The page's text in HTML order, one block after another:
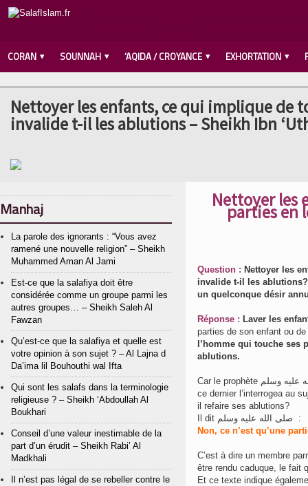
CORAN SOUNNAH ‘AQIDA / CROYANCE EXHORTATION
Nettoyer les enfants, ce qui implique de
invalide t-il les ablutions – Sheikh Ibn
Nettoyer les
parties en
Question : Nettoyer les
invalide t-il les
un quelconque désir
Réponse : Laver les
parties de son enfant ou
l’homme qui touche ses
ablutions.
Car le prophète ﺻﻠﻰ ﺍﻟﻠﻪ ﻋﻠﻴﻪ ﻭﺳﻠﻢ a dit dans le hadith rapporté par Talq ibn ‘Ali ﺭﺿﻲ ﺍﻟﻠﻪ ﻋﻨﻪ lorsque
ce dernier l’interrogea au
il refaire ses ablutions?
Il dit ﺻﻠﻰ ﺍﻟﻠﻪ ﻋﻠﻴﻪ ﻭﺳﻠﻢ :
Non, ce n’est qu’une
C’est à dire un membre
être rendu caduque, le fait
Et ce texte indique
Manhaj
La parole des ignorants : “Vous avez
ramené une nouvelle religion” – Sheikh
Muhammed Aman Al Jami
Est-ce que la salafiya doit être
considérée comme un groupe parmi les
autres groupes… – Sheikh Saleh Al
Fawzan
Qu’est-ce que la salafiya et quelle est
votre opinion à son sujet ? – Al Lajna d
Da’ima lil Bouhouthi wal Ifta
Qui sont les salafs dans la terminologie
religieuse ? – Sheikh ‘Abdoullah Al
Boukhari
Conseil d’une valeur inestimable de la
part d’un érudit – Sheikh Rabi’ Al
Madkhali
Il n’est pas légal de se rebeller contre le